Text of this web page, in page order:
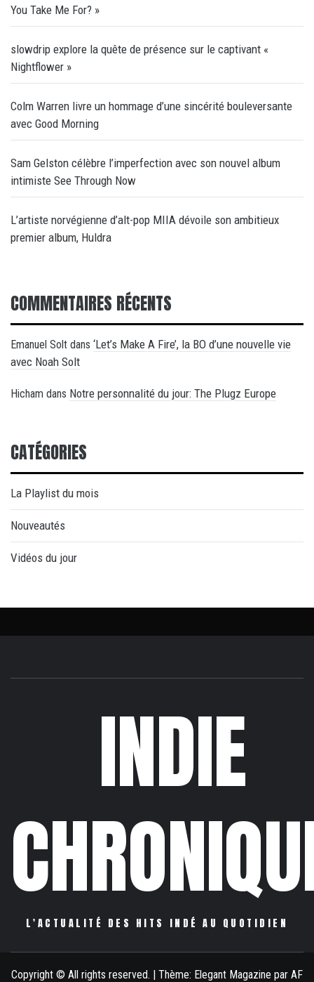
You Take Me For? »
slowdrip explore la quête de présence sur le captivant «
Nightflower »
Colm Warren livre un hommage d’une sincérité bouleversante
avec Good Morning
Sam Gelston célèbre l’imperfection avec son nouvel album
intimiste See Through Now
L’artiste norvégienne d’alt-pop MIIA dévoile son ambitieux
premier album, Huldra
COMMENTAIRES RÉCENTS
Emanuel Solt dans ‘Let’s Make A Fire’, la BO d’une nouvelle vie
avec Noah Solt
Hicham dans Notre personnalité du jour: The Plugz Europe
CATÉGORIES
La Playlist du mois
Nouveautés
Vidéos du jour
INDIE
L'ACTUALITÉ DES HITS INDÉ AU QUOTIDIEN
Copyright © All rights reserved. | Thème: Elegant Magazine par AF